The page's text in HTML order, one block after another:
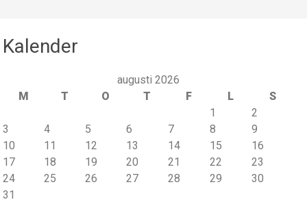
Kalender
augusti 2026
M
T O T F L
S
1
2
3
4 5 6 7 8
9
10
11 12 13 14 15
16
17
18 19 20 21 22
23
24
25 26 27 28 29
30
31